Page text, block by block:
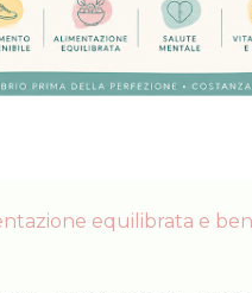
equilibrata e